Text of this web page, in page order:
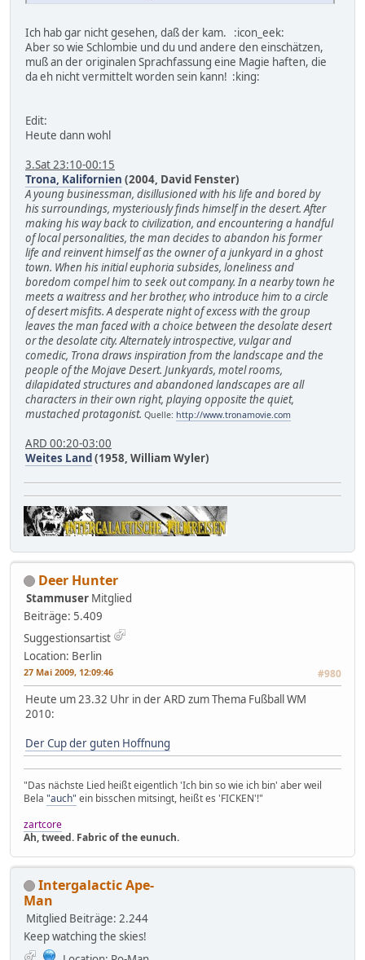
Ich hab gar nicht gesehen, daß der kam. :icon_eek:
Aber so wie Schlombie und du und andere den einschätzen,
muß an der originalen Sprachfassung eine Magie haften, die
da eh nicht vermittelt worden sein kann! :king:
Edit:
Heute dann wohl
3.Sat 23:10-00:15
Trona, Kalifornien (2004, David Fenster)
A young businessman, disillusioned with his life and bored by
his surroundings, mysteriously finds himself in the desert. After
making his way back to civilization, and encountering a handful
of local personalities, the man decides to abandon his former
life and reinvent himself as the owner of a junkyard in a ghost
town. When his initial euphoria subsides, loneliness and
boredom compel him to seek out company. In a nearby town he
meets a waitress and her brother, who introduce him to a circle
of desert misfits. A desperate night of excess with the group
leaves the man faced with a choice between the desolate desert
or the desolate city. Alternately introspective, vulgar and
comedic, Trona draws inspiration from the landscape and the
people of the Mojave Desert. Junkyards, motel rooms,
dilapidated structures and abandoned landscapes are all
characters in their own right, playing opposite the quiet,
mustached protagonist. Quelle: http://www.tronamovie.com
ARD 00:20-03:00
Weites Land (1958, William Wyler)
Deer Hunter
Stammuser Mitglied
Beiträge: 5.409
Suggestionsartist
Location: Berlin
27 Mai 2009, 12:09:46 #980
Heute um 23.32 Uhr in der ARD zum Thema Fußball WM
2010:
Der Cup der guten Hoffnung
"Das nächste Lied heißt eigentlich 'Ich bin so wie ich bin' aber weil
Bela "auch" ein bisschen mitsingt, heißt es 'FICKEN'!"
zartcore
Ah, tweed. Fabric of the eunuch.
Intergalactic Ape-
Man
Mitglied Beiträge: 2.244
Keep watching the skies!